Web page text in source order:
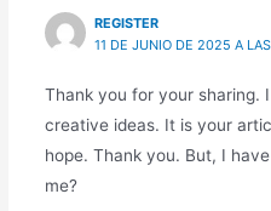
REGISTER
11 DE JUNIO DE 2025 A
Thank you for your sharing.
creative ideas. It is your
hope. Thank you. But, I
me?